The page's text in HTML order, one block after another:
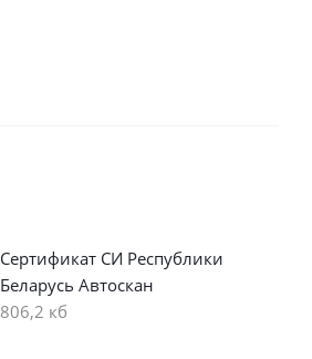
Сертификат СИ Республики
Беларусь Автоскан
806,2 кб